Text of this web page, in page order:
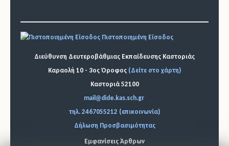
Πιστοποιημένη Είσοδος
Διεύθυνση Δευτεροβάθμιας Εκπαίδευσης Καστοριάς
Καραολή 10 - 3ος Όροφος (Δείτε στο χάρτη)
Καστοριά 52100
mail@dide.kas.sch.gr
τηλ. 2467055212 (επικοινωνία)
Δήλωση Προσβασιμότητας
Εμφανίσεις Άρθρων